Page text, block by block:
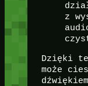
z
Dzięki
może